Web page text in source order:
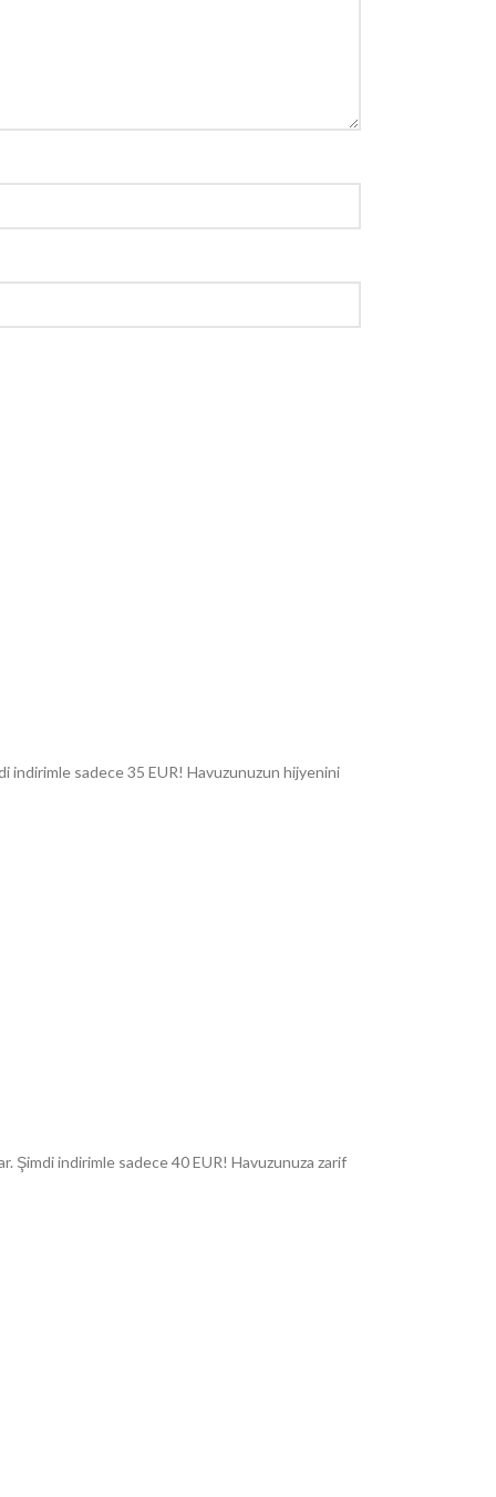
indirimle sadece 35 EUR! Havuzunuzun hijyenini
Şimdi indirimle sadece 40 EUR! Havuzunuza zarif